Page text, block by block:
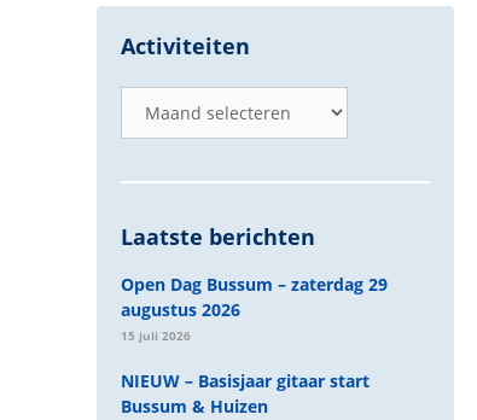
Activiteiten
Laatste berichten
Open Dag Bussum – zaterdag 29
augustus 2026
15 juli 2026
NIEUW – Basisjaar gitaar start
Bussum & Huizen